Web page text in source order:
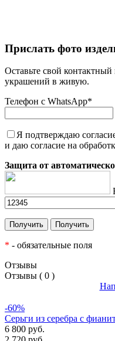
Прислать фото
Оставьте свой
украшений в живую.
Телефон с WhatsApp*
Я подтверждаю
и даю согласие на
Защита от
* - обязательные поля
Отзывы
Отзывы ( 0 )
-60%
Серьги из серебра с
6 800 руб.